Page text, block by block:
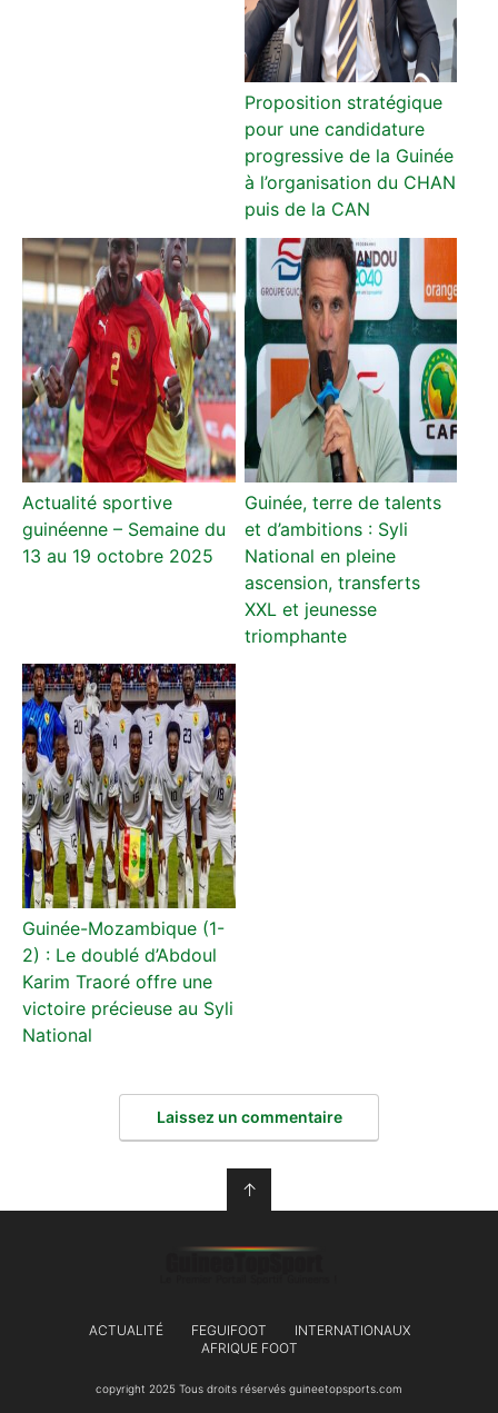
Proposition stratégique
pour une candidature
progressive de la Guinée
à l’organisation du CHAN
puis de la CAN
Actualité sportive
guinéenne – Semaine du
13 au 19 octobre 2025
Guinée, terre de talents
et d’ambitions : Syli
National en pleine
ascension, transferts
XXL et jeunesse
triomphante
Guinée-Mozambique (1-
2) : Le doublé d’Abdoul
Karim Traoré offre une
victoire précieuse au Syli
National
Laissez un commentaire
↑
ACTUALITÉ FEGUIFOOT
INTERNATIONAUX
AFRIQUE FOOT
copyright 2025 Tous droits réservés guineetopsports.com